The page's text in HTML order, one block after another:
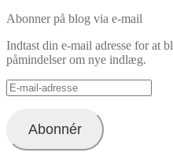
Abonner på blog via e-mail
Indtast din e-mail adresse for at
påmindelser om nye indlæg.
E-
mail-
Abonnér